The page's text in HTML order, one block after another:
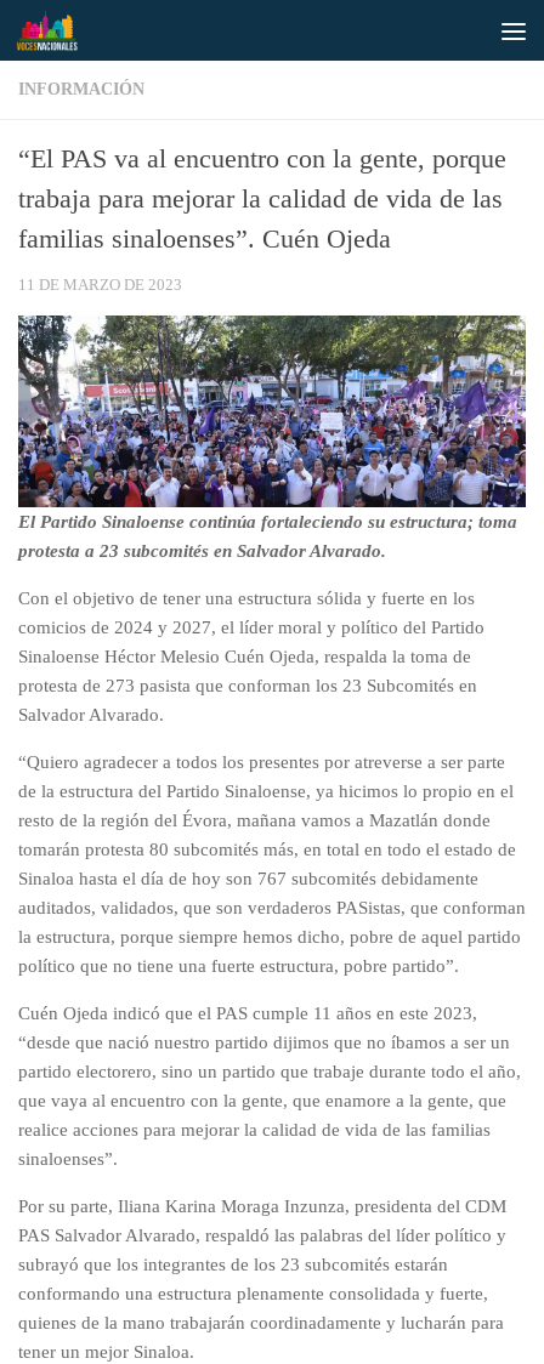
Saltar al contenido
INFORMACIÓN
“El PAS va al encuentro con la gente, porque
trabaja para mejorar la calidad de vida de las
familias sinaloenses”. Cuén Ojeda
11 DE MARZO DE 2023
El Partido Sinaloense continúa fortaleciendo su estructura; toma
protesta a 23 subcomités en Salvador Alvarado.
Con el objetivo de tener una estructura sólida y fuerte en los
comicios de 2024 y 2027, el líder moral y político del Partido
Sinaloense Héctor Melesio Cuén Ojeda, respalda la toma de
protesta de 273 pasista que conforman los 23 Subcomités en
Salvador Alvarado.
“Quiero agradecer a todos los presentes por atreverse a ser parte
de la estructura del Partido Sinaloense, ya hicimos lo propio en el
resto de la región del Évora, mañana vamos a Mazatlán donde
tomarán protesta 80 subcomités más, en total en todo el estado de
Sinaloa hasta el día de hoy son 767 subcomités debidamente
auditados, validados, que son verdaderos PASistas, que conforman
la estructura, porque siempre hemos dicho, pobre de aquel partido
político que no tiene una fuerte estructura, pobre partido”.
Cuén Ojeda indicó que el PAS cumple 11 años en este 2023,
“desde que nació nuestro partido dijimos que no íbamos a ser un
partido electorero, sino un partido que trabaje durante todo el año,
que vaya al encuentro con la gente, que enamore a la gente, que
realice acciones para mejorar la calidad de vida de las familias
sinaloenses”.
Por su parte, Iliana Karina Moraga Inzunza, presidenta del CDM
PAS Salvador Alvarado, respaldó las palabras del líder político y
subrayó que los integrantes de los 23 subcomités estarán
conformando una estructura plenamente consolidada y fuerte,
quienes de la mano trabajarán coordinadamente y lucharán para
tener un mejor Sinaloa.